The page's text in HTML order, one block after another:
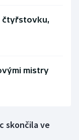
čtyřstovku,
mistry
skončila ve